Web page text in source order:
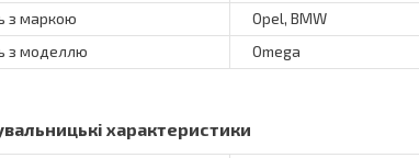
з маркою
Opel, BMW
з моделлю
Omega
характеристики